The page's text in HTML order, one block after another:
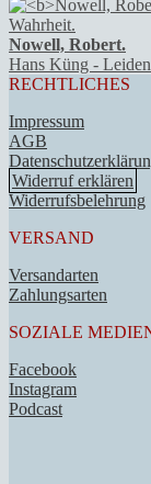
Nowell, Robert.
Hans Küng -
RECHTLICHES
Impressum
AGB
Widerruf erklären
Widerrufsbelehrung
VERSAND
Versandarten
Zahlungsarten
SOZIALE
Facebook
Instagram
Podcast